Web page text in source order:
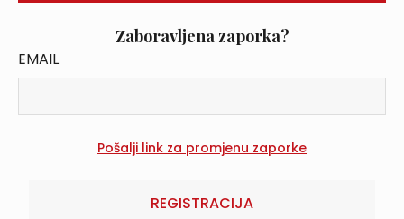
Zaboravljena zaporka?
EMAIL
REGISTRACIJA